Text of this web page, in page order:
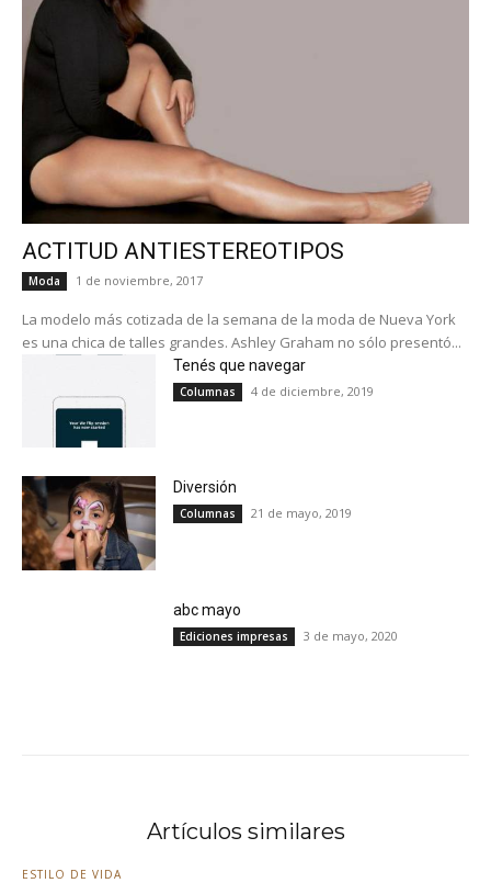
ACTITUD ANTIESTEREOTIPOS
Moda 1 de noviembre, 2017
La modelo más cotizada de la semana de la moda de Nueva York
es una chica de talles grandes. Ashley Graham no sólo presentó...
Tenés que navegar
Columnas 4 de diciembre, 2019
Diversión
Columnas 21 de mayo, 2019
abc mayo
Ediciones impresas 3 de mayo, 2020
Artículos similares
ESTILO DE VIDA